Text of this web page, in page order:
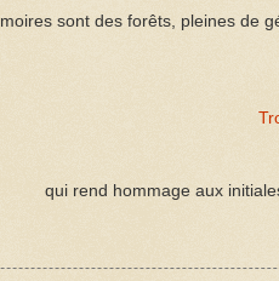
sont des forêts, pleines de
qui rend hommage aux